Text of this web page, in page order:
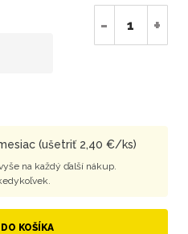
- +
(ušetriť 2,40 €/ks)
na každý ďalší nákup.
KOŠÍKA